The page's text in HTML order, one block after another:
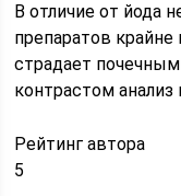
В отличие от йода
препаратов
страдает
контрастом анализ
Рейтинг автора
5